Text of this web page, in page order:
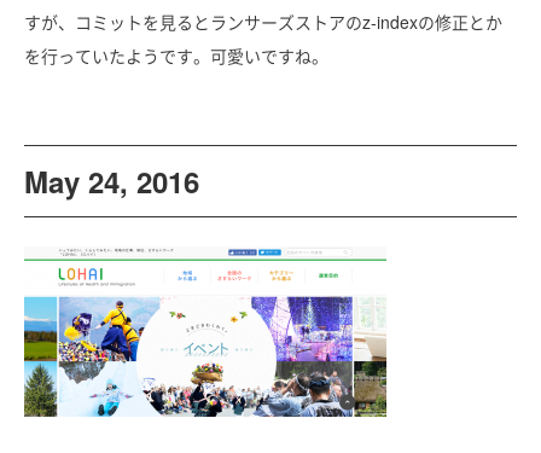
すが、コミットを見るとランサーズストアのz-indexの修正とか
を行っていたようです。可愛いですね。
May 24, 2016